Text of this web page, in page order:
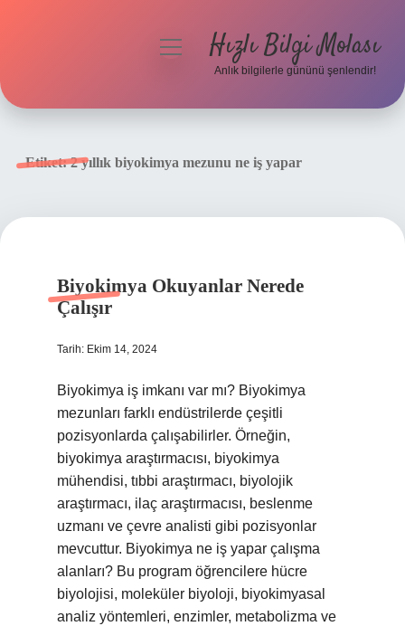
menüyüHızlı Bilgi Molası
Anlık bilgilerle gününü şenlendir!
Etiket:2 yıllık biyokimya mezunu ne iş yapar
Biyokimya Okuyanlar Nerede
Çalışır
Tarih: Ekim 14, 2024
Biyokimya iş imkanı var mı? Biyokimya
mezunları farklı endüstrilerde çeşitli
pozisyonlarda çalışabilirler. Örneğin,
biyokimya araştırmacısı, biyokimya
mühendisi, tıbbi araştırmacı, biyolojik
araştırmacı, ilaç araştırmacısı, beslenme
uzmanı ve çevre analisti gibi pozisyonlar
mevcuttur. Biyokimya ne iş yapar çalışma
alanları? Bu program öğrencilere hücre
biyolojisi, moleküler biyoloji, biyokimyasal
analiz yöntemleri, enzimler, metabolizma ve